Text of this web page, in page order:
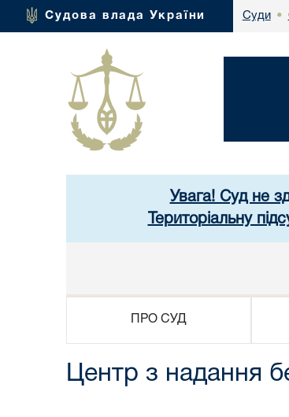
Судова влада України Суди •
Увага! Суд не
Територіальну
ПРО СУД
Центр з надання